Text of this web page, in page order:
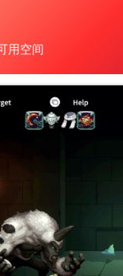
用空间